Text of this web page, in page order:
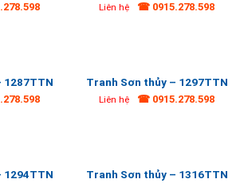
Liên hệ ☎ 0915.278.598
1287TTN Tranh Sơn thủy – 1297TTN
Liên hệ ☎ 0915.278.598
1294TTN Tranh Sơn thủy – 1316TTN